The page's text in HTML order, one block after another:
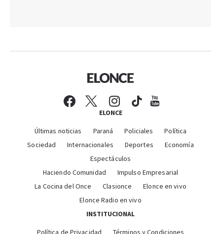
ELONCE
Últimas noticias Paraná Policiales
Política
Sociedad
Internacionales Deportes
Economía
Espectáculos
Haciendo Comunidad
Impulso Empresarial
La Cocina del Once
Clasionce
Elonce en vivo
Elonce Radio en vivo
INSTITUCIONAL